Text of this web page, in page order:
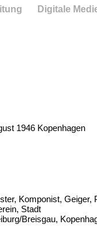
1946 Kopenhagen
Komponist, Geiger,
Stadt
Breisgau,​
Digitale